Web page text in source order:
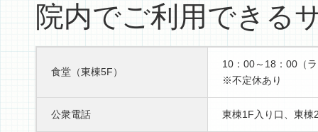
院内でご利用できる
食堂（東棟5F）
10：00～18：00（
※不定休あり
公衆電話 東棟1F入り口、東棟